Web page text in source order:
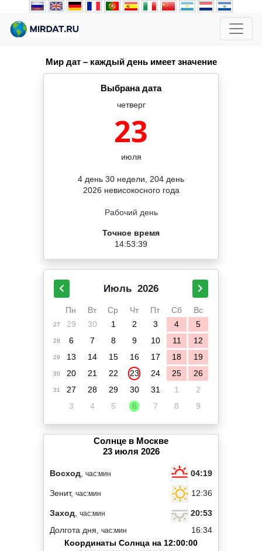
Мир дат – каждый день имеет значение
Выбрана дата
четверг
23
июля
4 день 30 недели, 204 день
2026 невисокосного года
Рабочий день
Точное время
14:53:39
Июль 2026
Пн Вт Ср Чт Пт Сб Вс
27 29 30 1 2 3 4 5
28 6 7 8 9 10 11 12
29 13 14 15 16 17 18 19
30 20 21 22 23 24 25 26
31 27 28 29 30 31 1
2
3
4 5 6 7 8 9
Солнце в Москве
23 июля 2026
Восход час:мин 04:19
Зенит, час:мин 12:36
Заход час:мин
20:53
Долгота дня, час:мин
16:34
Координаты Солнца на 12:00:00